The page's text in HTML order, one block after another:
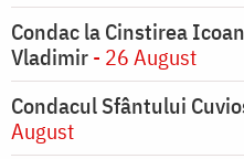
Condac la Cinstirea
Vladimir- 26 August
Condacul Sfântului
August